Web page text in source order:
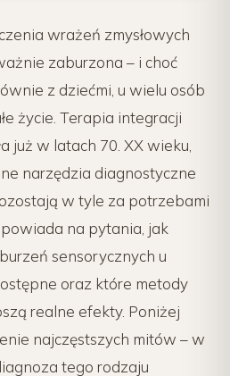
wrażeń zmysłowych
zaburzona – i choć
z dziećmi, u wielu osób
życie. Terapia integracji
już w latach 70. XX wieku,
narzędzia diagnostyczne
w tyle za potrzebami
na pytania, jak
sensorycznych u
oraz które metody
realne efekty. Poniżej
najczęstszych mitów – w
tego rodzaju